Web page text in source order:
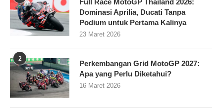
Full Race MotoGP Thailand 2026:
Dominasi Aprilia, Ducati Tanpa
Podium untuk Pertama Kalinya
23 Maret 2026
2
Perkembangan Grid MotoGP 2027:
Apa yang Perlu Diketahui?
16 Maret 2026